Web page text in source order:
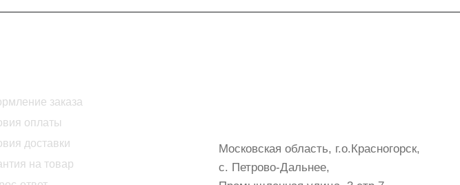
заказа
оплаты
доставки
на товар
Московская область, г.о.Красногорск,
с. Петрово-Дальнее,